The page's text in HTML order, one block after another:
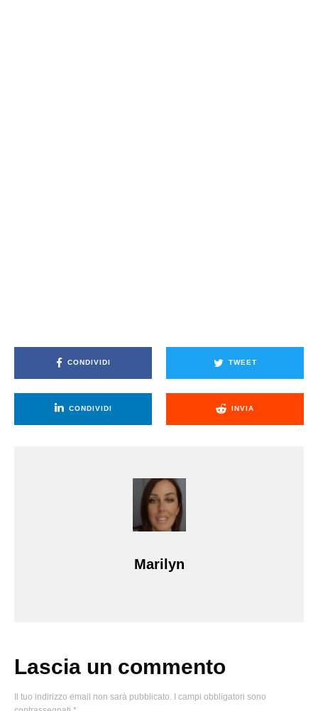
CONDIVIDI TWEET
CONDIVIDI INVIA
Marilyn
Lascia un commento
Il tuo indirizzo email non sarà pubblicato. I campi obbligatori sono